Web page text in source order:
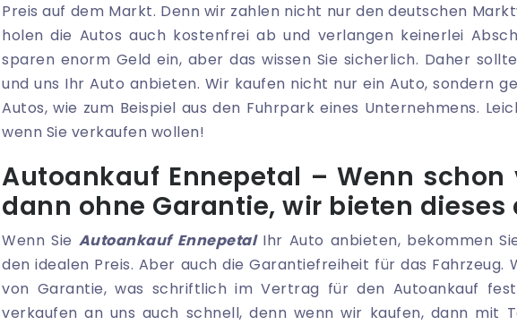
Preis auf dem Markt. Denn wir zahlen nicht nur den deutschen
holen die Autos auch kostenfrei ab und verlangen keinerlei
sparen enorm Geld ein, aber das wissen Sie sicherlich. Daher
und uns Ihr Auto anbieten. Wir kaufen nicht nur ein Auto, sondern
Autos, wie zum Beispiel aus den Fuhrpark eines Unternehmens.
wenn Sie verkaufen wollen!
Autoankauf Ennepetal – Wenn schon
dann ohne Garantie, wir bieten dieses
Wenn Sie Autoankauf EnnepetalIhr Auto anbieten, bekommen
den idealen Preis. Aber auch die Garantiefreiheit für das Fahrzeug.
von Garantie, was schriftlich im Vertrag für den Autoankauf
verkaufen an uns auch schnell, denn wenn wir kaufen, dann mit